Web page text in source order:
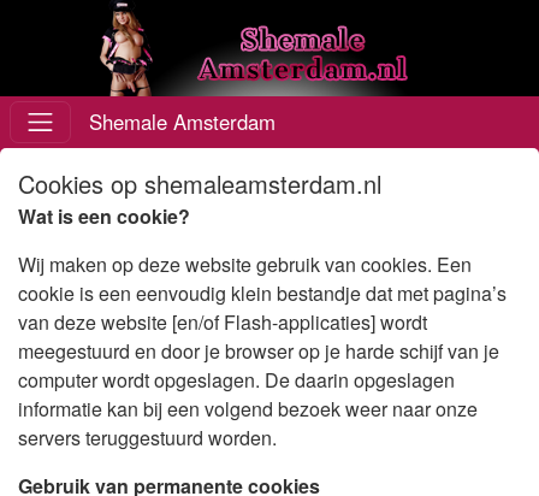
Shemale Amsterdam
Cookies op shemaleamsterdam.nl
Wat is een cookie?
Wij maken op deze website gebruik van cookies. Een
cookie is een eenvoudig klein bestandje dat met pagina’s
van deze website [en/of Flash-applicaties] wordt
meegestuurd en door je browser op je harde schijf van je
computer wordt opgeslagen. De daarin opgeslagen
informatie kan bij een volgend bezoek weer naar onze
servers teruggestuurd worden.
Gebruik van permanente cookies